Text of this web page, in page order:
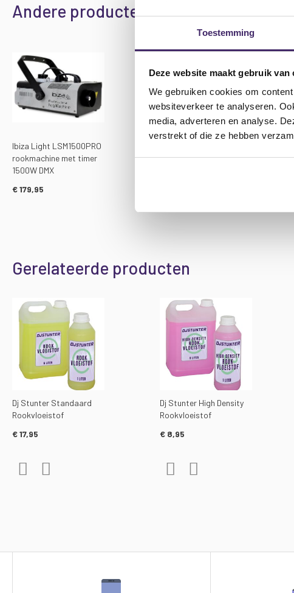
Toestemming
Deze website maakt gebruik van
We gebruiken cookies om
websiteverkeer te analyseren.
media, adverteren en analyse.
verstrekt of die ze hebben
Andere producten die mogelijk iets
Ibiza Light LSM1500PRO
rookmachine met timer
1500W DMX
€ 179,95
rookvloeistof 1 liter
Gerelateerde producten
Dj Stunter Standaard
Rookvloeistof
€ 17,95
Dj Stunter High Density
Rookvloeistof
€ 8,95